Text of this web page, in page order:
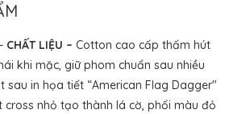
- CHẤT LIỆU – Cotton cao cấp thấm hút
khi mặc, giữ phom chuẩn sau nhiều
sau in họa tiết “American Flag Dagger"
nhỏ tạo thành lá cờ, phối màu đỏ